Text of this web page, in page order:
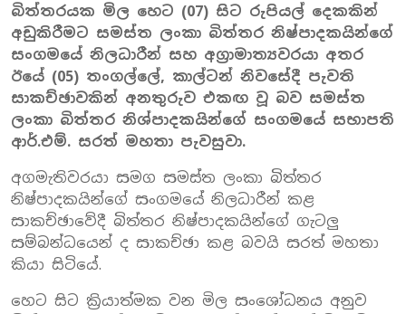
බිත්තරයක මිල හෙට (07) සිට රුපියල් දෙකකින්
අඩුකිරීමට සමස්ත ලංකා බිත්තර නිෂ්පාදකයින්ගේ
සංගමයේ නිලධාරීන් සහ අග්‍රාමාත්‍යවරයා අතර
ඊයේ (05) තංගල්ලේ, කාල්ටන් නිවසේදී පැවති
සාකච්ඡාවකින් අනතුරුව එකඟ වූ බව සමස්ත
ලංකා බිත්තර නිශ්පාදකයින්ගේ සංගමයේ සභාපති
ආර්.එම්. සරත් මහතා පැවසුවා.
අගමැතිවරයා සමග සමස්ත ලංකා බිත්තර
නිෂ්පාදකයින්ගේ සංගමයේ නිලධාරීන් කළ
සාකච්ඡාවේදී බිත්තර නිෂ්පාදකයින්ගේ ගැටලු
සම්බන්ධයෙන් ද සාකච්ඡා කළ බවයි සරත් මහතා
කියා සිටියේ.
හෙට සිට ක්‍රියාත්මක වන මිල සංශෝධනය අනුව